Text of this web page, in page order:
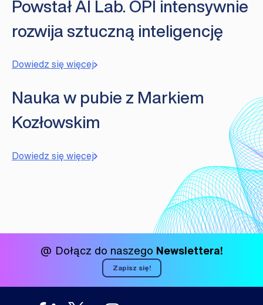
Powstał AI Lab. OPI intensywnie
rozwija sztuczną inteligencję
Dowiedz się więcej
Nauka w pubie z Markiem
Kozłowskim
Dowiedz się więcej
@ Dołącz do naszego Newslettera!
Zapisz się!